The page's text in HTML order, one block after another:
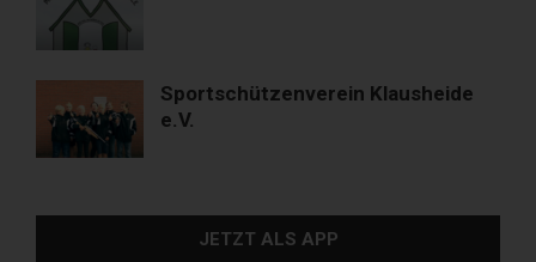
Sportschützenverein Klausheide
e.V.
JETZT ALS APP